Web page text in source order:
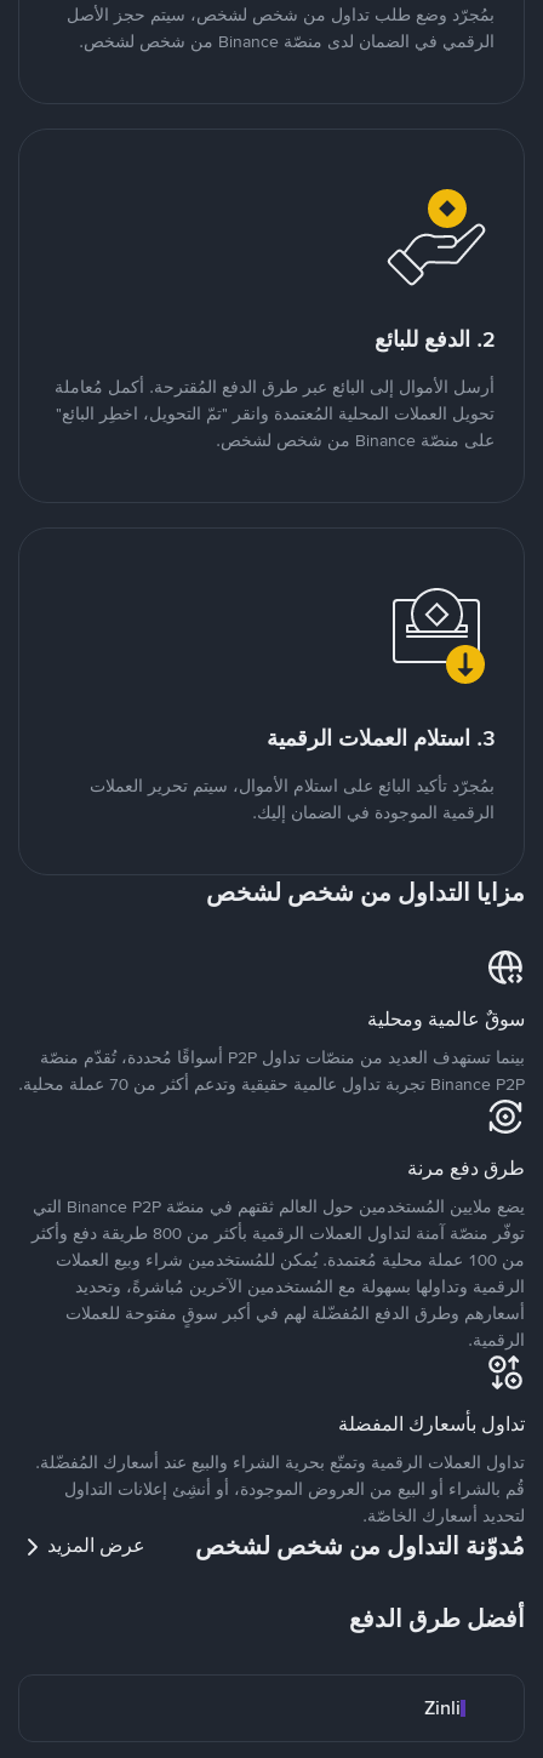
بمُجرّد وضع طلب تداول من شخص لشخص، سيتم حجز الأصل
الرقمي في الضمان لدى منصّة Binance من شخص لشخص.
2. الدفع للبائع
أرسل الأموال إلى البائع عبر طرق الدفع المُقترحة. أكمل مُعاملة
تحويل العملات المحلية المُعتمدة وانقر "تمّ التحويل، اخطِر البائع"
على منصّة Binance من شخص لشخص.
3. استلام العملات الرقمية
بمُجرّد تأكيد البائع على استلام الأموال، سيتم تحرير العملات
الرقمية الموجودة في الضمان إليك.
مزايا التداول من شخص لشخص
سوقٌ عالمية ومحلية
بينما تستهدف العديد من منصّات تداول P2P أسواقًا مُحددة، تُقدّم منصّة
Binance P2P تجربة تداول عالمية حقيقية وتدعم أكثر من 70 عملة محلية.
طرق دفع مرنة
يضع ملايين المُستخدمين حول العالم ثقتهم في منصّة Binance P2P التي
توفّر منصّة آمنة لتداول العملات الرقمية بأكثر من 800 طريقة دفع وأكثر
من 100 عملة محلية مُعتمدة. يُمكن للمُستخدمين شراء وبيع العملات
الرقمية وتداولها بسهولة مع المُستخدمين الآخرين مُباشرةً، وتحديد
أسعارهم وطرق الدفع المُفضّلة لهم في أكبر سوقٍ مفتوحة للعملات
الرقمية.
تداول بأسعارك المفضلة
تداول العملات الرقمية وتمتّع بحرية الشراء والبيع عند أسعارك المُفضّلة.
قُم بالشراء أو البيع من العروض الموجودة، أو أنشِئ إعلانات التداول
لتحديد أسعارك الخاصّة.
مُدوّنة التداول من شخص لشخص عرض المزيد
أفضل طرق الدفع
Zinli